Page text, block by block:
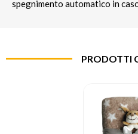
spegnimento automatico in
PRODOTTI